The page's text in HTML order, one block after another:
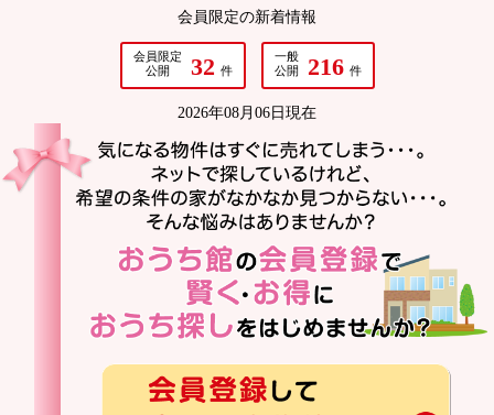
会員限定の新着情報
会員限定
公開
32 件
一般
公開
216 件
2026年08月06日現在